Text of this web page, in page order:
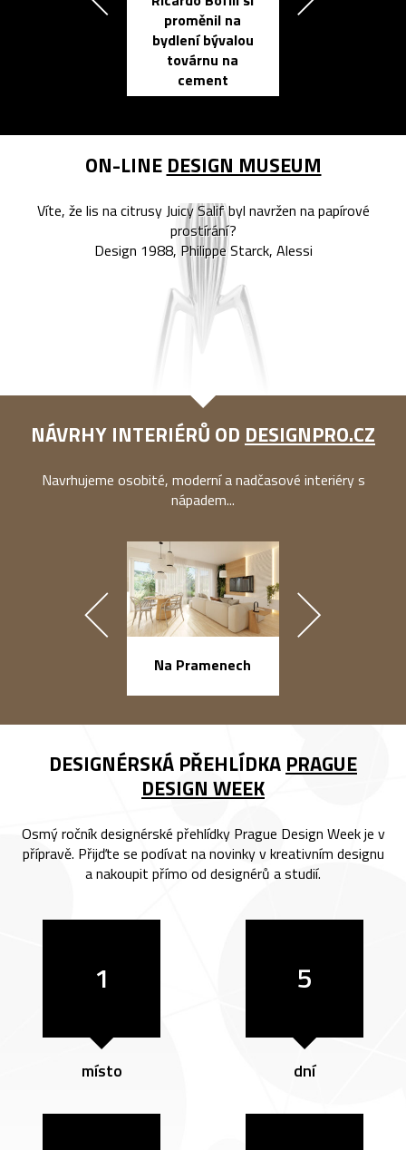
proměnil na
bydlení bývalou
továrnu na
cement
ON-LINE DESIGN MUSEUM
Víte, že lis na citrusy Juicy Salif byl navržen na papírové
prostírání?
Design 1988, Philippe Starck, Alessi
NÁVRHY INTERIÉRŮ OD DESIGNPRO.CZ
Navrhujeme osobité, moderní a nadčasové interiéry s
nápadem...
Na Pramenech
DESIGNÉRSKÁ PŘEHLÍDKA PRAGUE
DESIGN WEEK
Osmý ročník designérské přehlídky Prague Design Week je v
přípravě. Přijďte se podívat na novinky v kreativním designu
a nakoupit přímo od designérů a studií.
1
místo
5
dní